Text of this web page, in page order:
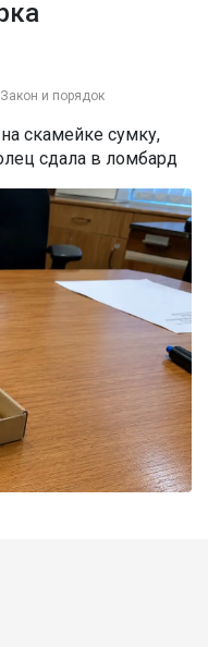
Закон и порядок
скамейке сумку,
сдала в ломбард